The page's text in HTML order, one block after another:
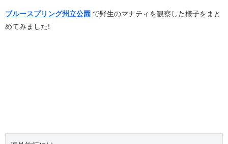
ブルースプリング州立公園 で野生のマナティを観察した様子をまと
めてみました!